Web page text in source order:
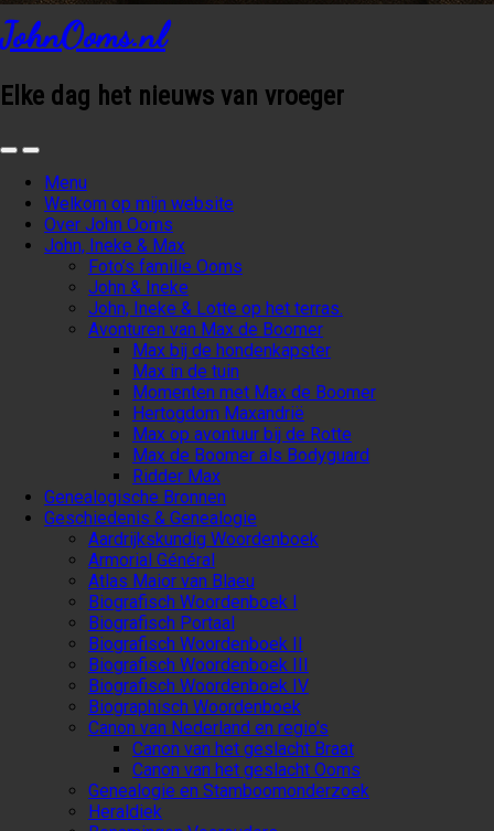
JohnOoms.nl
Elke dag het nieuws van vroeger
Menu
Welkom op mijn website
Over John Ooms
John, Ineke & Max
Foto’s familie Ooms
John & Ineke
John, Ineke & Lotte op het terras.
Avonturen van Max de Boomer
Max bij de hondenkapster
Max in de tuin
Momenten met Max de Boomer
Hertogdom Maxandrië
Max op avontuur bij de Rotte
Max de Boomer als Bodyguard
Ridder Max
Genealogische Bronnen
Geschiedenis & Genealogie
Aardrijkskundig Woordenboek
Armorial Général
Atlas Maior van Blaeu
Biografisch Woordenboek I
Biografisch Portaal
Biografisch Woordenboek II
Biografisch Woordenboek III
Biografisch Woordenboek IV
Biographisch Woordenboek
Canon van Nederland en regio’s
Canon van het geslacht Braat
Canon van het geslacht Ooms
Genealogie en Stamboomonderzoek
Heraldiek